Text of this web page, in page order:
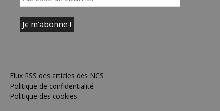
Flux RSS des articles des NCS
Politique de confidentialité
Politique des cookies